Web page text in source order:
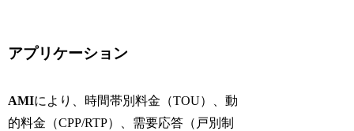
アプリケーション
AMIにより、時間帯別料金（TOU）、動
的料金（CPP/RTP）、需要応答（戸別制